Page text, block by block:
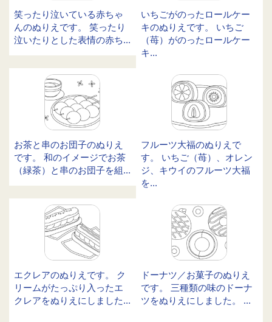
笑ったり泣いている赤ちゃ
んのぬりえです。 笑ったり
泣いたりとした表情の赤ち...
いちごがのったロールケー
キのぬりえです。 いちご
（苺）がのったロールケー
キ...
お茶と串のお団子のぬりえ
です。 和のイメージでお茶
（緑茶）と串のお団子を組...
フルーツ大福のぬりえで
す。 いちご（苺）、オレン
ジ、キウイのフルーツ大福
を...
エクレアのぬりえです。 ク
リームがたっぷり入ったエ
クレアをぬりえにしました...
ドーナツ／お菓子のぬりえ
です。 三種類の味のドーナ
ツをぬりえにしました。 ...